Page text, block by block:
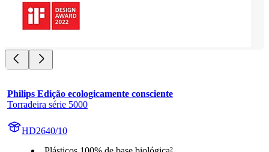
Philips Edição ecologicamente consciente
Torradeira série 5000
HD2640/10